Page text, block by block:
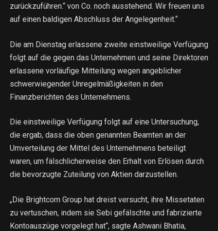
zurückzuführen.“ von Co. noch ausstehend. Wir freuen uns
auf einen baldigen Abschluss der Angelegenheit.“
Die am Dienstag erlassene zweite einstweilige Verfügung
folgt auf die gegen das Unternehmen und seine Direktoren
erlassene vorläufige Mitteilung wegen angeblicher
schwerwiegender Unregelmäßigkeiten in den
Finanzberichten des Unternehmens.
Die einstweilige Verfügung folgt auf eine Untersuchung,
die ergab, dass die oben genannten Beamten an der
Umverteilung der Mittel des Unternehmens beteiligt
waren, um fälschlicherweise den Erhalt von Erlösen durch
die bevorzugte Zuteilung von Aktien darzustellen.
„Die Brightcom Group hat dreist versucht, ihre Missetaten
zu vertuschen, indem sie Sebi gefälschte und fabrizierte
Kontoauszüge vorgelegt hat“, sagte Ashwani Bhatia,